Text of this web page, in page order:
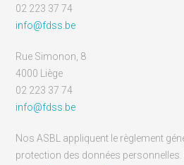
02 223 37 74
info@fdss.be
Rue Simonon, 8
4000 Liège
02 223 37 74
info@fdss.be
Nos ASBL appliquent le règlement
protection des données